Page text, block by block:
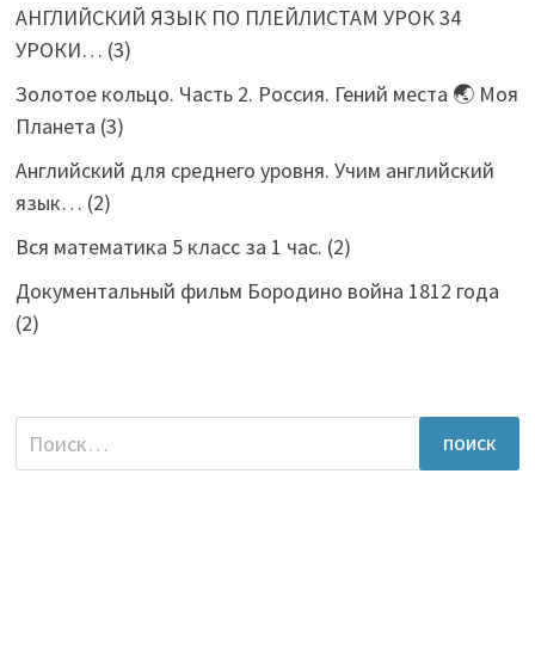
АНГЛИЙСКИЙ ЯЗЫК ПО ПЛЕЙЛИСТАМ УРОК 34
УРОКИ… (3)
Золотое кольцо. Часть 2. Россия. Гений места 🌏 Моя
Планета (3)
Английский для среднего уровня. Учим английский
язык… (2)
Вся математика 5 класс за 1 час. (2)
Документальный фильм Бородино война 1812 года
(2)
Найти: